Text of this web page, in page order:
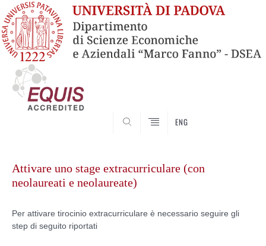
ENG
contenuto
Attivare uno stage extracurriculare (con
neolaureati e neolaureate)
Per attivare tirocinio extracurriculare è necessario seguire gli
step di seguito riportati